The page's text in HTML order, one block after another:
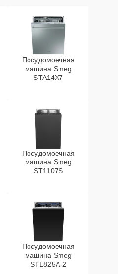
Посудомоечная
машина Smeg
STA14X7
Посудомоечная
машина Smeg
ST1107S
Посудомоечная
машина Smeg
STL825A-2